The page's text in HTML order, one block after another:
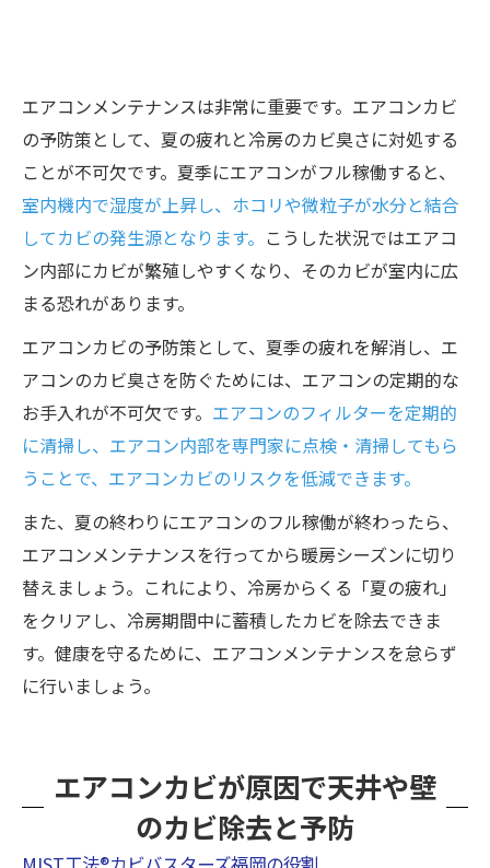
エアコンメンテナンスは非常に重要です。エアコンカビ
の予防策として、夏の疲れと冷房のカビ臭さに対処する
ことが不可欠です。夏季にエアコンがフル稼働すると、
室内機内で湿度が上昇し、ホコリや微粒子が水分と結合
してカビの発生源となります。 こうした状況ではエアコ
ン内部にカビが繁殖しやすくなり、そのカビが室内に広
まる恐れがあります。
エアコンカビの予防策として、夏季の疲れを解消し、エ
アコンのカビ臭さを防ぐためには、エアコンの定期的な
お手入れが不可欠です。 エアコンのフィルターを定期的
に清掃し、エアコン内部を専門家に点検・清掃してもら
うことで、エアコンカビのリスクを低減できます。
また、夏の終わりにエアコンのフル稼働が終わったら、
エアコンメンテナンスを行ってから暖房シーズンに切り
替えましょう。これにより、冷房からくる「夏の疲れ」
をクリアし、冷房期間中に蓄積したカビを除去できま
す。健康を守るために、エアコンメンテナンスを怠らず
に行いましょう。
エアコンカビが原因で天井や壁
のカビ除去と予防